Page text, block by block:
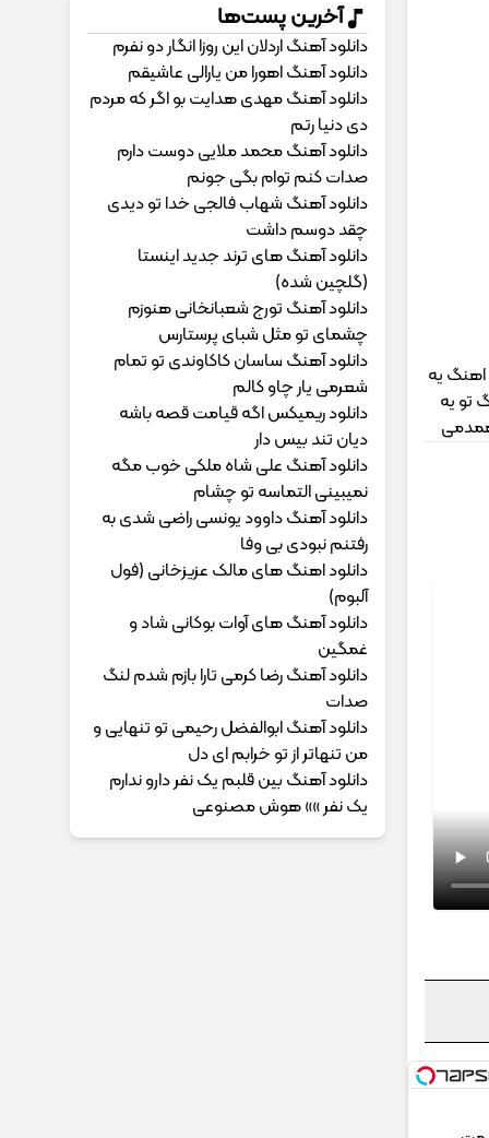
اهنگ یه
تو یه
همدمی
آخرین پست‌ها
دانلود آهنگ اردلان این روزا انگار دو نفرم
دانلود آهنگ اهورا من یارالی عاشیقم
دانلود آهنگ مهدی هدایت بو اگر که مردم
دی دنیا رتم
دانلود آهنگ محمد ملایی دوﺳﺖ دارم
ﺻﺪات ﻛﻨﻢ ﺗﻮام ﺑﮕﻰ ﺟﻮﻧﻢ
دانلود آهنگ شهاب فالجی خدا تو دیدی
چقد دوسم داشت
دانلود آهنگ های ترند جدید اینستا
(گلچین شده)
دانلود آهنگ تورج شعبانخانی هنوزم
چشمای تو مثل شبای پرستارس
دانلود آهنگ ساسان کاکاوندی تو تمام
شعرمی یار چاو کالم
دانلود ریمیکس اگه قیامت قصه باشه
دیان تند بیس دار
دانلود آهنگ علی شاه ملکی خوب مگه
نمیبینی التماسه تو چشام
دانلود آهنگ داوود یونسی راﺿﻰ ﺷﺪی ﺑﻪ
رﻓﺘﻨﻢ ﻧﺒﻮدی ﺑﻰ وﻓﺎ
دانلود اهنگ های مالک عزیزخانی (فول
آلبوم)
دانلود آهنگ های آوات بوکانی شاد و
غمگین
دانلود آهنگ رضا کرمی تارا بازم شدم لنگ
صدات
دانلود آهنگ ابوالفضل رحیمی ﺗﻮ ﺗﻨﻬﺎﻳﻰ و
ﻣﻦ ﺗﻨﻬﺎﺗﺮ از ﺗﻮ ﺧﺮاﺑﻢ ای دل
دانلود آهنگ بین قلبم یک نفر دارو ندارم
یک نفر »» هوش مصنوعی